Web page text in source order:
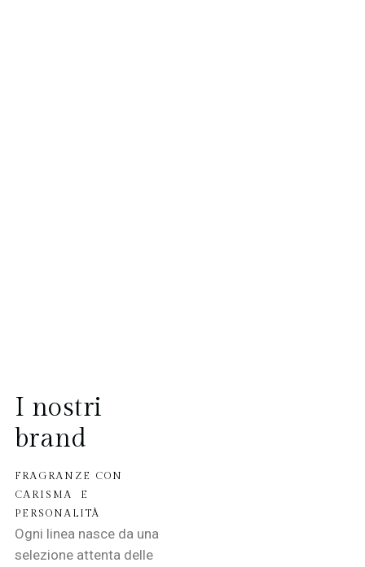
I nostri
brand
FRAGRANZE CON
CARISMA E
PERSONALITÀ
Ogni linea nasce da una
selezione attenta delle